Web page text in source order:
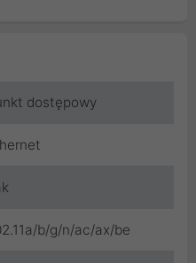
dostępowy
b/g/n/ac/ax/be